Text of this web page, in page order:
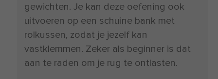
gewichten. Je kan deze oefening ook
uitvoeren op een schuine bank met
rolkussen, zodat je jezelf kan
vastklemmen. Zeker als beginner is dat
aan te raden om je rug te ontlasten.